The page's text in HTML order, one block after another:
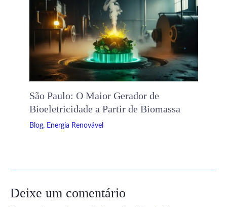
São Paulo: O Maior Gerador de
Bioeletricidade a Partir de Biomassa
Blog, Energia Renovável
Deixe um comentário